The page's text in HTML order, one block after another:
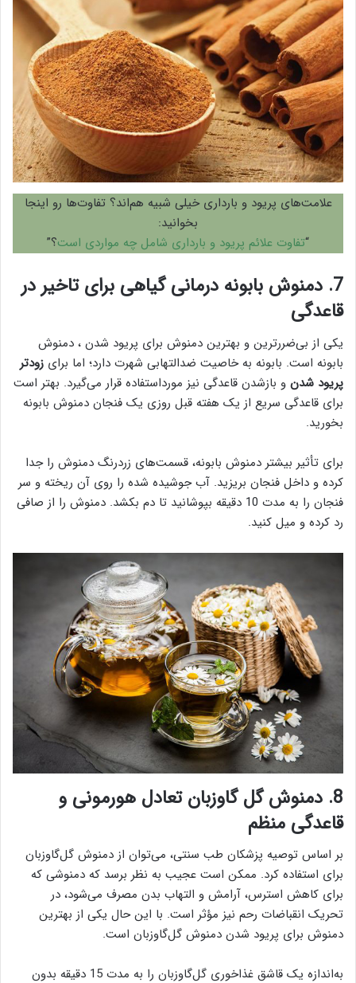
علامت‌های پریود و بارداری خیلی شبیه هم‌اند؟ تفاوت‌ها رو اینجا
بخوانید:
“تفاوت علائم پریود و بارداری شامل چه مواردی است؟”
7. دمنوش بابونه درمانی گیاهی برای تاخیر در
قاعدگی
یکی از بی‌ضررترین و بهترین دمنوش برای پریود شدن ، دمنوش
بابونه است. بابونه به خاصیت ضدالتهابی شهرت دارد؛ اما برای زودتر
پریود شدن و بازشدن قاعدگی نیز مورداستفاده قرار می‌گیرد. بهتر است
برای قاعدگی سریع از یک هفته قبل روزی یک فنجان دمنوش بابونه
بخورید.
برای تأثیر بیشتر دمنوش بابونه، قسمت‌های زردرنگ دمنوش را جدا
کرده و داخل فنجان بریزید. آب جوشیده شده را روی آن ریخته و سر
فنجان را به مدت 10 دقیقه بپوشانید تا دم بکشد. دمنوش را از صافی
رد کرده و میل کنید.
8. دمنوش گل گاوزبان تعادل هورمونی و
قاعدگی منظم
بر اساس توصیه پزشکان طب سنتی، می‌توان از دمنوش گل‌گاوزبان
برای استفاده کرد. ممکن است عجیب به نظر برسد که دمنوشی که
برای کاهش استرس، آرامش و التهاب بدن مصرف می‌شود، در
تحریک انقباضات رحم نیز مؤثر است. با این حال یکی از بهترین
دمنوش برای پریود شدن دمنوش گل‌گاوزبان است.
به‌اندازه یک قاشق غذاخوری گل‌گاوزبان را به مدت 15 دقیقه بدون